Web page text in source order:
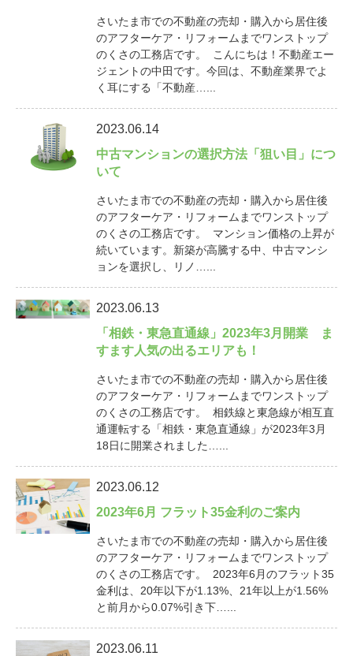
さいたま市での不動産の売却・購入から居住後
のアフターケア・リフォームまでワンストップ
のくさの工務店です。 こんにちは！不動産エー
ジェントの中田です。今回は、不動産業界でよ
く耳にする「不動産…...
2023.06.14
中古マンションの選択方法「狙い目」につ
いて
さいたま市での不動産の売却・購入から居住後
のアフターケア・リフォームまでワンストップ
のくさの工務店です。 マンション価格の上昇が
続いています。新築が高騰する中、中古マンシ
ョンを選択し、リノ…...
2023.06.13
「相鉄・東急直通線」2023年3月開業 ま
すます人気の出るエリアも！
さいたま市での不動産の売却・購入から居住後
のアフターケア・リフォームまでワンストップ
のくさの工務店です。 相鉄線と東急線が相互直
通運転する「相鉄・東急直通線」が2023年3月
18日に開業されました…...
2023.06.12
2023年6月 フラット35金利のご案内
さいたま市での不動産の売却・購入から居住後
のアフターケア・リフォームまでワンストップ
のくさの工務店です。 2023年6月のフラット35
金利は、20年以下が1.13%、21年以上が1.56%
と前月から0.07%引き下…...
2023.06.11